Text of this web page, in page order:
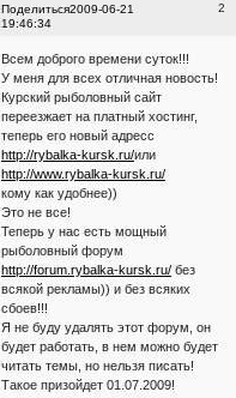
Поделиться 2
2009-06-21
19:46:34
Всем доброго времени суток!!!
У меня для всех отличная новость!
Курский рыболовный сайт
переезжает на платный хостинг,
теперь его новый адресс
http://rybalka-kursk.ru/или
http://www.rybalka-kursk.ru/
кому как удобнее))
Это не все!
Теперь у нас есть мощный
рыболовный форум
http://forum.rybalka-kursk.ru/ без
всякой рекламы)) и без всяких
сбоев!!!
Я не буду удалять этот форум, он
будет работать, в нем можно будет
читать темы, но нельзя писать!
Такое призойдет 01.07.2009!